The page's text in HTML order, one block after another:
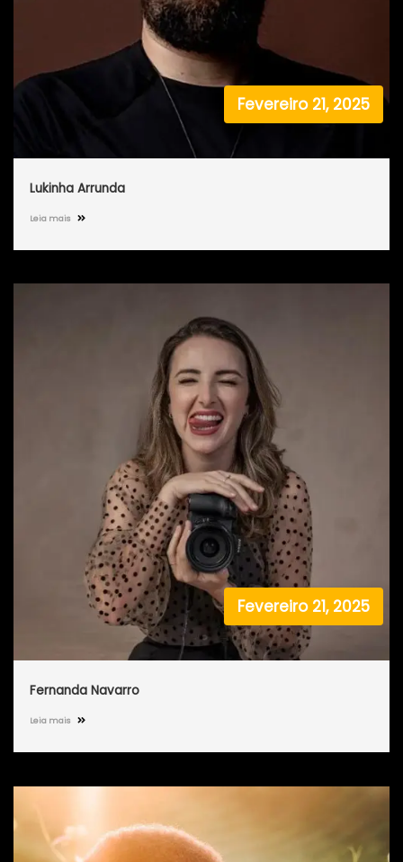
Fevereiro 21, 2025
Lukinha Arrunda
Leia mais
Fevereiro 21, 2025
Fernanda Navarro
Leia mais